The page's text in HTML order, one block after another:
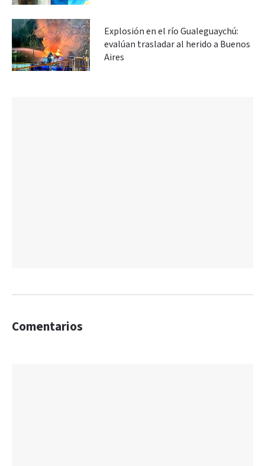
Explosión en el río Gualeguaychú:
evalúan trasladar al herido a Buenos
Aires
Comentarios